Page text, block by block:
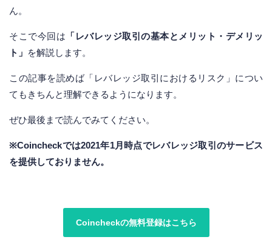
ん。
そこで今回は 「レバレッジ取引の基本とメリット・デメリッ
ト」 を解説します。
この記事を読めば「レバレッジ取引におけるリスク」につい
てもきちんと理解できるようになります。
ぜひ最後まで読んでみてください。
※Coincheckでは2021年1月時点でレバレッジ取引のサービス
を提供しておりません。
Coincheckの無料登録はこちら